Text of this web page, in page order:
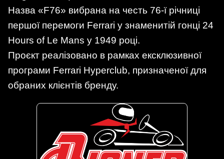
Назва «F76» вибрана на честь 76-ї річниці
першої перемоги Ferrari у знаменитій гонці 24
Hours of Le Mans у 1949 році.
Проєкт реалізовано в рамках ексклюзивної
програми Ferrari Hyperclub, призначеної для
обраних клієнтів бренду.